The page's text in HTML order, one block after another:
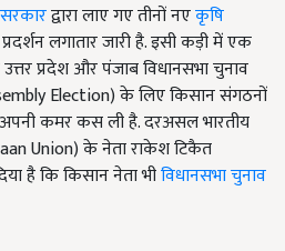
द्वारा लाए गए तीनों नएकृषि
लगातार जारी है. इसी कड़ी में एक
प्रदेश और पंजाब विधानसभा चुनाव
Election) के लिए किसान संगठनों
कमर कस ली है. दरअसल भारतीय
Union) के नेता राकेश टिकैत
है कि किसान नेता भीविधानसभा चुनाव